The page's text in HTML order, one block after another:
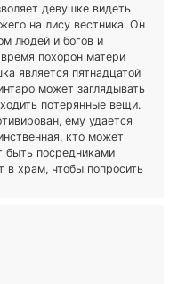
девушке видеть
на лису вестника. Он
людей и богов и
похорон матери
является пятнадцатой
может заглядывать
потерянные вещи.
ему удается
кто может
быть посредниками
в храм, чтобы попросить